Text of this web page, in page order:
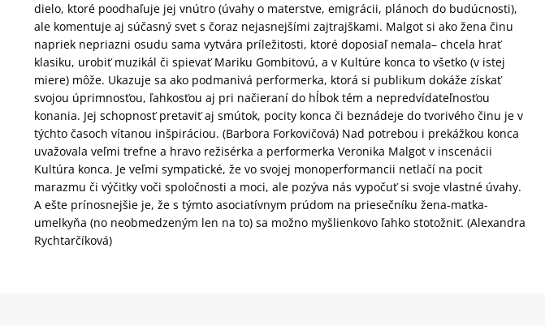
dielo, ktoré poodhaľuje jej vnútro (úvahy o materstve, emigrácii, plánoch do budúcnosti),
ale komentuje aj súčasný svet s čoraz nejasnejšími zajtrajškami. Malgot si ako žena činu
napriek nepriazni osudu sama vytvára príležitosti, ktoré doposiaľ nemala– chcela hrať
klasiku, urobiť muzikál či spievať Mariku Gombitovú, a v Kultúre konca to všetko (v istej
miere) môže. Ukazuje sa ako podmanivá performerka, ktorá si publikum dokáže získať
svojou úprimnosťou, ľahkosťou aj pri načieraní do hĺbok tém a nepredvídateľnosťou
konania. Jej schopnosť pretaviť aj smútok, pocity konca či beznádeje do tvorivého činu je v
týchto časoch vítanou inšpiráciou. (Barbora Forkovičová) Nad potrebou i prekážkou konca
uvažovala veľmi trefne a hravo režisérka a performerka Veronika Malgot v inscenácii
Kultúra konca. Je veľmi sympatické, že vo svojej monoperformancii netlačí na pocit
marazmu či výčitky voči spoločnosti a moci, ale pozýva nás vypočuť si svoje vlastné úvahy.
A ešte prínosnejšie je, že s týmto asociatívnym prúdom na priesečníku žena-matka-
umelkyňa (no neobmedzeným len na to) sa možno myšlienkovo ľahko stotožniť. (Alexandra
Rychtarčíková)